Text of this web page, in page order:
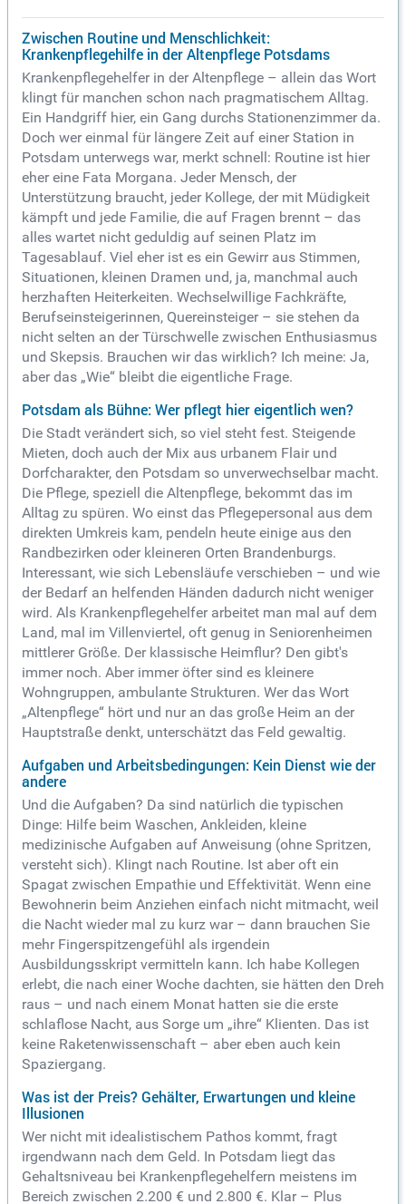
Zwischen Routine und Menschlichkeit:
Krankenpflegehilfe in der Altenpflege Potsdams
Krankenpflegehelfer in der Altenpflege – allein das Wort
klingt für manchen schon nach pragmatischem Alltag.
Ein Handgriff hier, ein Gang durchs Stationenzimmer da.
Doch wer einmal für längere Zeit auf einer Station in
Potsdam unterwegs war, merkt schnell: Routine ist hier
eher eine Fata Morgana. Jeder Mensch, der
Unterstützung braucht, jeder Kollege, der mit Müdigkeit
kämpft und jede Familie, die auf Fragen brennt – das
alles wartet nicht geduldig auf seinen Platz im
Tagesablauf. Viel eher ist es ein Gewirr aus Stimmen,
Situationen, kleinen Dramen und, ja, manchmal auch
herzhaften Heiterkeiten. Wechselwillige Fachkräfte,
Berufseinsteigerinnen, Quereinsteiger – sie stehen da
nicht selten an der Türschwelle zwischen Enthusiasmus
und Skepsis. Brauchen wir das wirklich? Ich meine: Ja,
aber das „Wie“ bleibt die eigentliche Frage.
Potsdam als Bühne: Wer pflegt hier eigentlich wen?
Die Stadt verändert sich, so viel steht fest. Steigende
Mieten, doch auch der Mix aus urbanem Flair und
Dorfcharakter, den Potsdam so unverwechselbar macht.
Die Pflege, speziell die Altenpflege, bekommt das im
Alltag zu spüren. Wo einst das Pflegepersonal aus dem
direkten Umkreis kam, pendeln heute einige aus den
Randbezirken oder kleineren Orten Brandenburgs.
Interessant, wie sich Lebensläufe verschieben – und wie
der Bedarf an helfenden Händen dadurch nicht weniger
wird. Als Krankenpflegehelfer arbeitet man mal auf dem
Land, mal im Villenviertel, oft genug in Seniorenheimen
mittlerer Größe. Der klassische Heimflur? Den gibt's
immer noch. Aber immer öfter sind es kleinere
Wohngruppen, ambulante Strukturen. Wer das Wort
„Altenpflege“ hört und nur an das große Heim an der
Hauptstraße denkt, unterschätzt das Feld gewaltig.
Aufgaben und Arbeitsbedingungen: Kein Dienst wie der
andere
Und die Aufgaben? Da sind natürlich die typischen
Dinge: Hilfe beim Waschen, Ankleiden, kleine
medizinische Aufgaben auf Anweisung (ohne Spritzen,
versteht sich). Klingt nach Routine. Ist aber oft ein
Spagat zwischen Empathie und Effektivität. Wenn eine
Bewohnerin beim Anziehen einfach nicht mitmacht, weil
die Nacht wieder mal zu kurz war – dann brauchen Sie
mehr Fingerspitzengefühl als irgendein
Ausbildungsskript vermitteln kann. Ich habe Kollegen
erlebt, die nach einer Woche dachten, sie hätten den Dreh
raus – und nach einem Monat hatten sie die erste
schlaflose Nacht, aus Sorge um „ihre“ Klienten. Das ist
keine Raketenwissenschaft – aber eben auch kein
Spaziergang.
Was ist der Preis? Gehälter, Erwartungen und kleine
Illusionen
Wer nicht mit idealistischem Pathos kommt, fragt
irgendwann nach dem Geld. In Potsdam liegt das
Gehaltsniveau bei Krankenpflegehelfern meistens im
Bereich zwischen 2.200 € und 2.800 €. Klar – Plus